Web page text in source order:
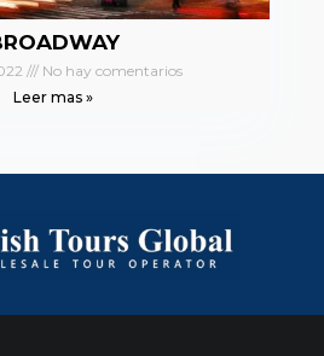
No hay comentarios
Leer mas »